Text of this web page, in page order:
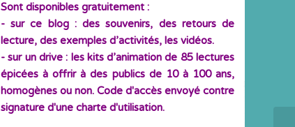
Sont disponibles gratuitement :
- sur ce blog : des souvenirs, des retours de
lecture, des exemples d’activités, les vidéos.
- sur un drive : les kits d’animation de 85 lectures
épicées à offrir à des publics de 10 à 100 ans,
homogènes ou non. Code d'accès envoyé contre
signature d'une charte d'utilisation.